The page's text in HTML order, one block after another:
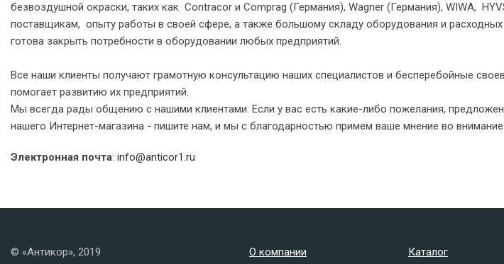
безвоздушной окраски, таких как Contracor и Comprag (Германия), Wagner (Германия), WIWA,
поставщикам, опыту работы в своей сфере, а также большому складу оборудования и расходных
готова закрыть потребности в оборудовании любых предприятий.
Все наши клиенты получают грамотную консультацию наших специалистов и бесперебойные
помогает развитию их предприятий.
Мы всегда рады общению с нашими клиентами. Если у вас есть какие-либо пожелания,
нашего Интернет-магазина - пишите нам, и мы с благодарностью примем ваше мнение во внимание.
Электронная почта: info@anticor1.ru
© «Антикор», 2019
О компании Каталог